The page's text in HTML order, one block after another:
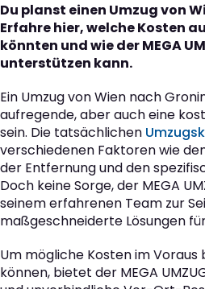
Du planst einen Umzug von
Erfahre hier, welche Kosten
könnten und wie der MEGA
unterstützen kann.
Ein Umzug von Wien nach
aufregende, aber auch eine
sein. Die tatsächlichen
verschiedenen Faktoren wie
der Entfernung und den
Doch keine Sorge, der MEGA
seinem erfahrenen Team zur
maßgeschneiderte Lösungen
Um mögliche Kosten im
können, bietet der MEGA